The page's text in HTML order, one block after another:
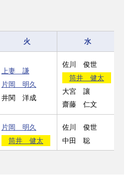
火 水
上妻 謙
片岡 明久
井関 洋成
佐川 俊世
筒井 健太
大宮 讓
齋藤 仁文
片岡 明久
筒井 健太
佐川 俊世
中田 聡